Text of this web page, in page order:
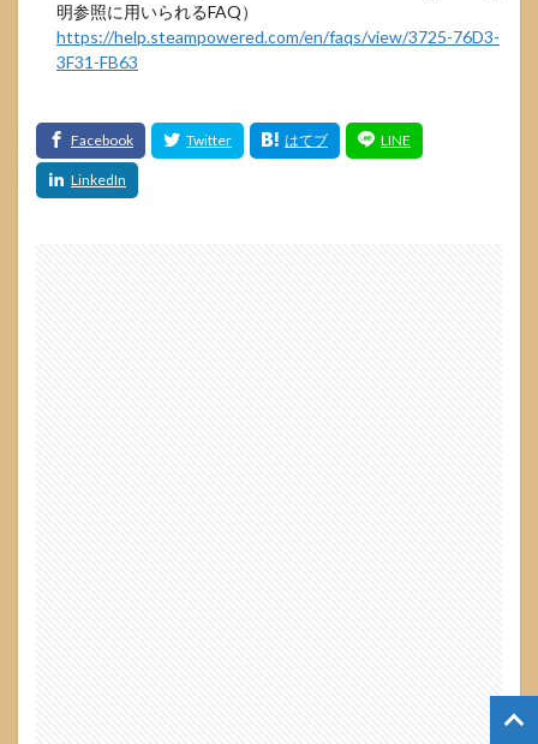
明参照に用いられるFAQ）
https://help.steampowered.com/en/faqs/view/3725-76D3-
3F31-FB63